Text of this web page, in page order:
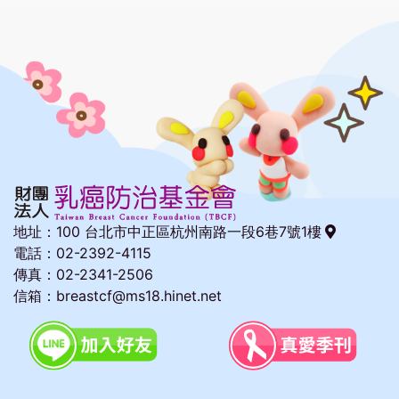
地址： 100 台北市中正區杭州南路一段6巷7號1樓
電話：02-2392-4115
傳真：02-2341-2506
信箱：breastcf@ms18.hinet.net